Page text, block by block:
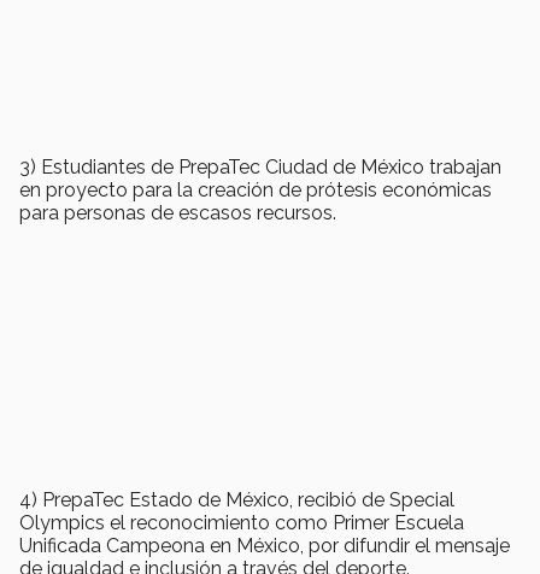
3) Estudiantes de PrepaTec Ciudad de México trabajan
en proyecto para la creación de prótesis económicas
para personas de escasos recursos.
4) PrepaTec Estado de México, recibió de Special
Olympics el reconocimiento como Primer Escuela
Unificada Campeona en México, por difundir el mensaje
de igualdad e inclusión a través del deporte.